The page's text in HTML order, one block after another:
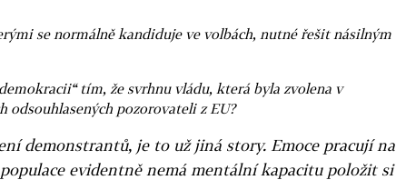
se normálně kandiduje ve volbách, nutné řešit násilným
tím, že svrhnu vládu, která byla zvolena v
odsouhlasených pozorovateli z EU?
demonstrantů, je to už jiná story. Emoce pracují na
evidentně nemá mentální kapacitu položit si